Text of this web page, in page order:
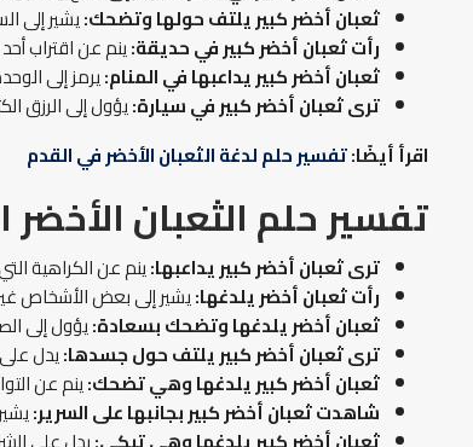
ثعبان أخضر كبير يلتف حولها وتضحك:يشير إلى
رأت ثعبان أخضر كبير في حديقة:ينم عن اقتراب
ثعبان أخضر كبير يداعبها في المنام:يرمز إلى
ترى ثعبان أخضر كبير في سيارة:يؤول إلى الرزق
اقرأ أيضًا:تفسير حلم لدغة الثعبان الأخضر في القدم
تفسير حلم الثعبان الأخضر
ترى ثعبان أخضر كبير يداعبها:ينم عن الكراهية
رأت ثعبان أخضر يلدغها:يشير إلى بعض الأشخاص
ثعبان أخضر يلدغها وتضحك بسعادة:يؤول إلى
ترى ثعبان أخضر كبير يلتف حول جسدها:يدل
ثعبان أخضر كبير يلدغها وهي تضحك:ينم عن
شاهدت ثعبان أخضر كبير بجانبها على السرير: